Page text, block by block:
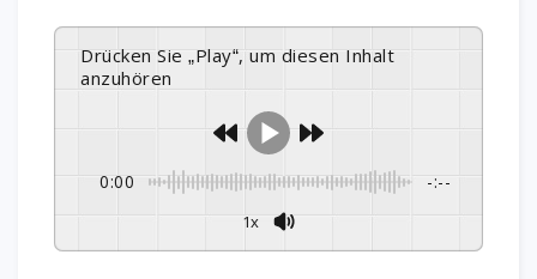
Drücken Sie „Play“, um diesen Inhalt
anzuhören
0:00 -:--
1x